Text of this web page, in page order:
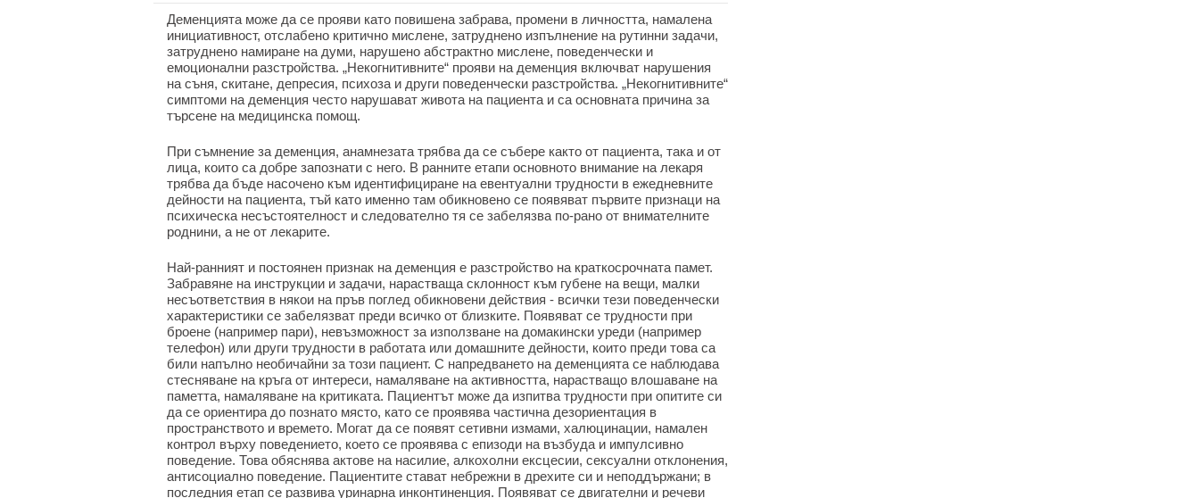
Деменцията може да се прояви като повишена забрава, промени в личността, намалена
инициативност, отслабено критично мислене, затруднено изпълнение на рутинни задачи,
затруднено намиране на думи, нарушено абстрактно мислене, поведенчески и
емоционални разстройства. „Некогнитивните“ прояви на деменция включват нарушения
на съня, скитане, депресия, психоза и други поведенчески разстройства. „Некогнитивните“
симптоми на деменция често нарушават живота на пациента и са основната причина за
търсене на медицинска помощ.
При съмнение за деменция, анамнезата трябва да се събере както от пациента, така и от
лица, които са добре запознати с него. В ранните етапи основното внимание на лекаря
трябва да бъде насочено към идентифициране на евентуални трудности в ежедневните
дейности на пациента, тъй като именно там обикновено се появяват първите признаци на
психическа несъстоятелност и следователно тя се забелязва по-рано от внимателните
роднини, а не от лекарите.
Най-ранният и постоянен признак на деменция е разстройство на краткосрочната памет.
Забравяне на инструкции и задачи, нарастваща склонност към губене на вещи, малки
несъответствия в някои на пръв поглед обикновени действия - всички тези поведенчески
характеристики се забелязват преди всичко от близките. Появяват се трудности при
броене (например пари), невъзможност за използване на домакински уреди (например
телефон) или други трудности в работата или домашните дейности, които преди това са
били напълно необичайни за този пациент. С напредването на деменцията се наблюдава
стесняване на кръга от интереси, намаляване на активността, нарастващо влошаване на
паметта, намаляване на критиката. Пациентът може да изпитва трудности при опитите си
да се ориентира до познато място, като се проявява частична дезориентация в
пространството и времето. Могат да се появят сетивни измами, халюцинации, намален
контрол върху поведението, което се проявява с епизоди на възбуда и импулсивно
поведение. Това обяснява актове на насилие, алкохолни ексцесии, сексуални отклонения,
антисоциално поведение. Пациентите стават небрежни в дрехите си и неподдържани; в
последния етап се развива уринарна инконтиненция. Появяват се двигателни и речеви